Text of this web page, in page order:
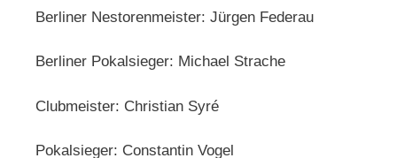
Berliner Nestorenmeister: Jürgen Federau
Berliner Pokalsieger: Michael Strache
Clubmeister: Christian Syré
Pokalsieger: Constantin Vogel